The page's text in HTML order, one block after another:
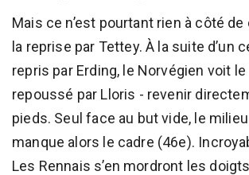
Mais ce n’est pourtant rien à côté
la reprise par Tettey. À la suite d’un
repris par Erding, le Norvégien voit le
repoussé par Lloris - revenir
pieds. Seul face au but vide, le
manque alors le cadre (46e).
Les Rennais s’en mordront les